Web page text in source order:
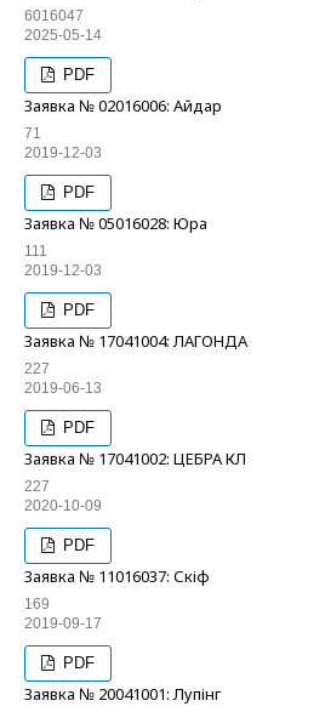
6016047
2025-05-14
PDF
Заявка № 02016006: Айдар
71
2019-12-03
PDF
Заявка № 05016028: Юра
111
2019-12-03
PDF
Заявка № 17041004: ЛАГОНДА
227
2019-06-13
PDF
Заявка № 17041002: ЦЕБРА КЛ
227
2020-10-09
PDF
Заявка № 11016037: Скіф
169
2019-09-17
PDF
Заявка № 20041001: Лупінг